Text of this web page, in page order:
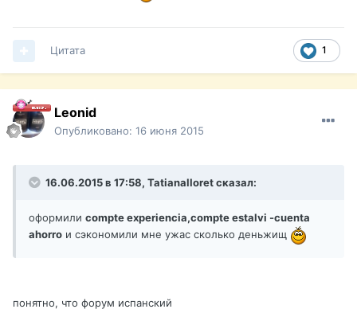
1
Цитата
Leonid
Опубликовано: 16 июня 2015
16.06.2015 в 17:58, Tatianalloret сказал:
оформили compte experiencia,compte estalvi -cuenta
ahorro и сэкономили мне ужас сколько деньжищ
понятно, что форум испанский